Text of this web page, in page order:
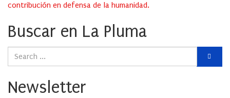
contribución en defensa de la humanidad.
Buscar en La Pluma
Newsletter